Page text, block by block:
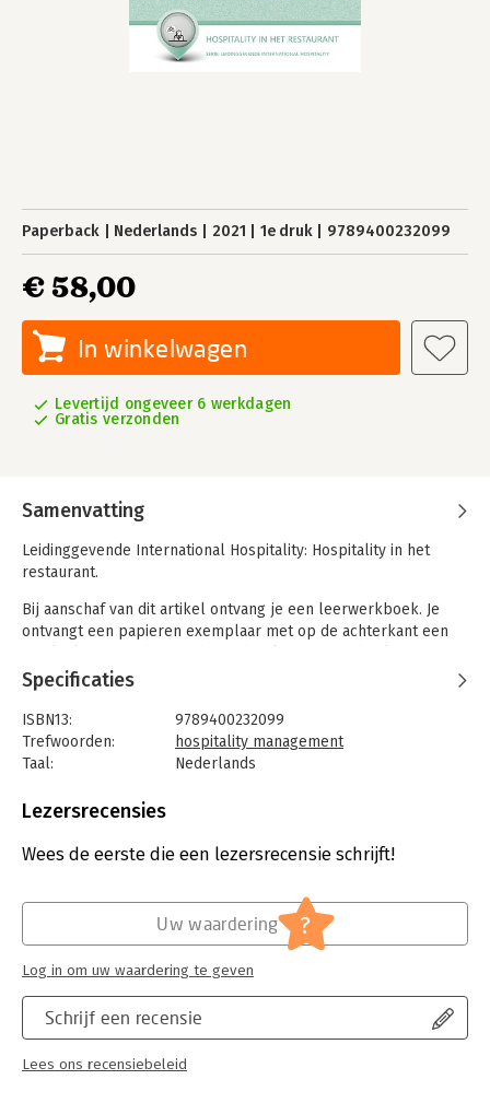
Paperback Nederlands 2021 1e druk 9789400232099
€ 58,00
In winkelwagen
Levertijd ongeveer 6 werkdagen
Gratis verzonden
Samenvatting
Leidinggevende International Hospitality: Hospitality in het
restaurant.
Bij aanschaf van dit artikel ontvang je een leerwerkboek. Je
ontvangt een papieren exemplaar met op de achterkant een
Digiplein.
Specificaties
ISBN13:
9789400232099
Trefwoorden:
hospitality management
Taal:
Nederlands
Uitgever:
Verschijningsdatum:
6-8-2021
Algemeen management
Lezersrecensies
Wees de eerste die een lezersrecensie schrijft!
Schrijf een recensie
Lees ons recensiebeleid
Uw waardering ?
Log in om uw waardering te geven